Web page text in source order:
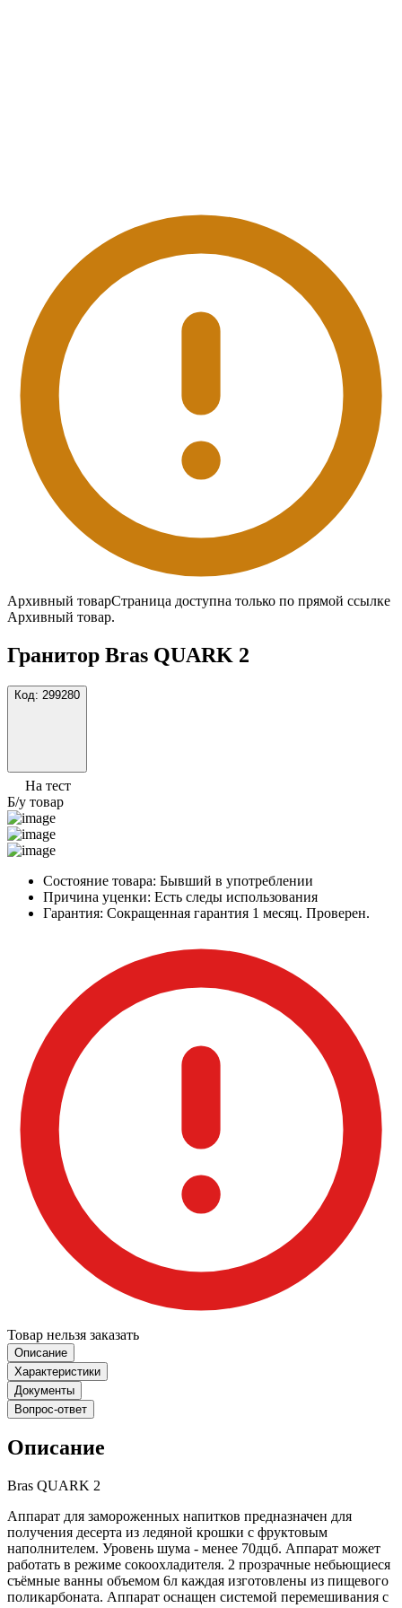
Архивный товарСтраница доступна только по прямой ссылке
Архивный товар.
Гранитор Bras QUARK 2
Код: 299280
На тест
Б/у товар
Состояние товара: Бывший в употреблении
Причина уценки: Есть следы использования
Гарантия: Сокращенная гарантия 1 месяц. Проверен.
Товар нельзя заказать
Описание
Характеристики
Документы
Вопрос-ответ
Описание
Bras QUARK 2
Аппарат для замороженных напитков предназначен для
получения десерта из ледяной крошки с фруктовым
наполнителем. Уровень шума - менее 70дцб. Аппарат может
работать в режиме сокоохладителя. 2 прозрачные небьющиеся
съёмные ванны объемом 6л каждая изготовлены из пищевого
поликарбоната. Аппарат оснащен системой перемешивания с